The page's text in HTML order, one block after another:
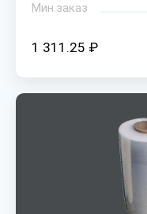
Мин.заказ
1 311.25 ₽